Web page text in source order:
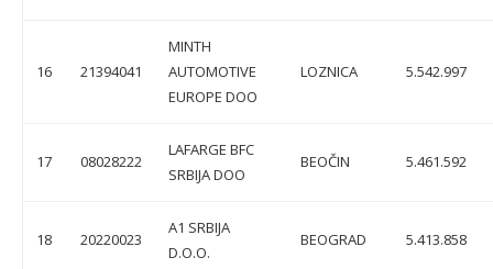
16 21394041
MINTH
AUTOMOTIVE
EUROPE DOO
LOZNICA 5.542.997
17 08028222
LAFARGE BFC
SRBIJA DOO
BEOČIN 5.461.592
18 20220023
A1 SRBIJA
D.O.O.
BEOGRAD 5.413.858